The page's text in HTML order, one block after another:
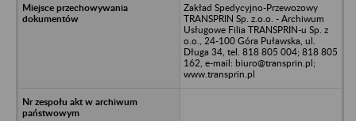
Zakład Spedycyjno-Przewozowy
TRANSPRIN Sp. z.o.o. - Archiwum
Usługowe Filia TRANSPRIN-u Sp. z
o.o., 24-100 Góra Puławska, ul.
Długa 34, tel. 818 805 004; 818 805
162, e-mail: biuro@transprin.pl;
www.transprin.pl